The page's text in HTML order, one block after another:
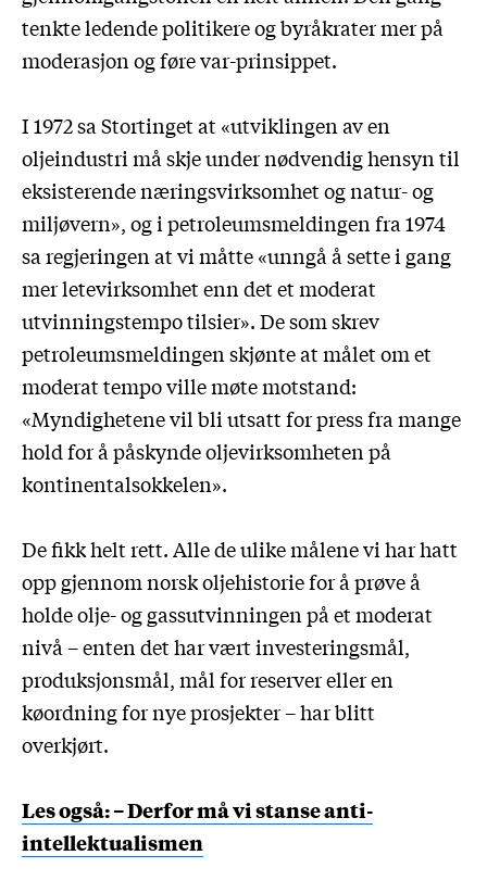
tenkte ledende politikere og byråkrater mer på
moderasjon og føre var-prinsippet.
I 1972 sa Stortinget at «utviklingen av en
oljeindustri må skje under nødvendig hensyn til
eksisterende næringsvirksomhet og natur- og
miljøvern», og i petroleumsmeldingen fra 1974
sa regjeringen at vi måtte «unngå å sette i gang
mer letevirksomhet enn det et moderat
utvinningstempo tilsier». De som skrev
petroleumsmeldingen skjønte at målet om et
moderat tempo ville møte motstand:
«Myndighetene vil bli utsatt for press fra mange
hold for å påskynde oljevirksomheten på
kontinentalsokkelen».
De fikk helt rett. Alle de ulike målene vi har hatt
opp gjennom norsk oljehistorie for å prøve å
holde olje- og gassutvinningen på et moderat
nivå – enten det har vært investeringsmål,
produksjonsmål, mål for reserver eller en
køordning for nye prosjekter – har blitt
overkjørt.
Les også: – Derfor må vi stanse anti-
intellektualismen